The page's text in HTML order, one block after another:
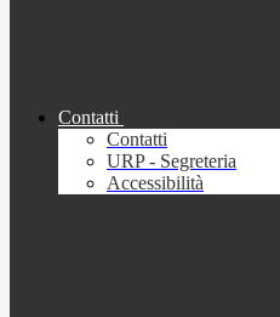
Contatti
Contatti
URP - Segreteria
Accessibilità